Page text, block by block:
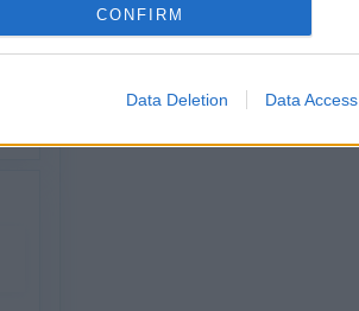
CONFIRM
Data Deletion Data Access